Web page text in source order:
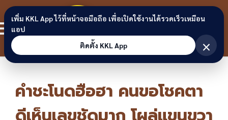
Skip to content
ขอนแก่น
ลิงก์
คำชะโนดฮือฮา คนขอโชคตา
เพิ่ม KKL App ไว้ที่หน้าจอมือถือ เพื่อเปิดใช้งานได้รวดเร็วเหมือน
แอป
ติดตั้ง KKL App
×